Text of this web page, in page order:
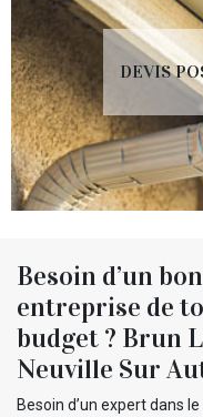
DEVIS
Besoin d’un
entreprise de
budget ? Brun
Neuville Sur
Besoin d’un expert dans